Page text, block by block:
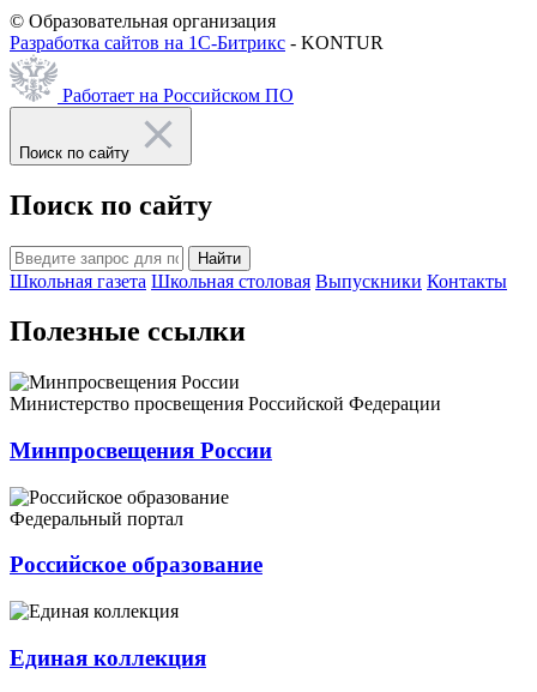
© Образовательная организация
Разработка сайтов на 1С-Битрикс - KONTUR
Работает на Российском ПО
Поиск по сайту
Поиск по сайту
Найти
Школьная газета Школьная столовая Выпускники Контакты
Полезные ссылки
Министерство просвещения Российской Федерации
Минпросвещения России
Федеральный портал
Российское образование
Единая коллекция